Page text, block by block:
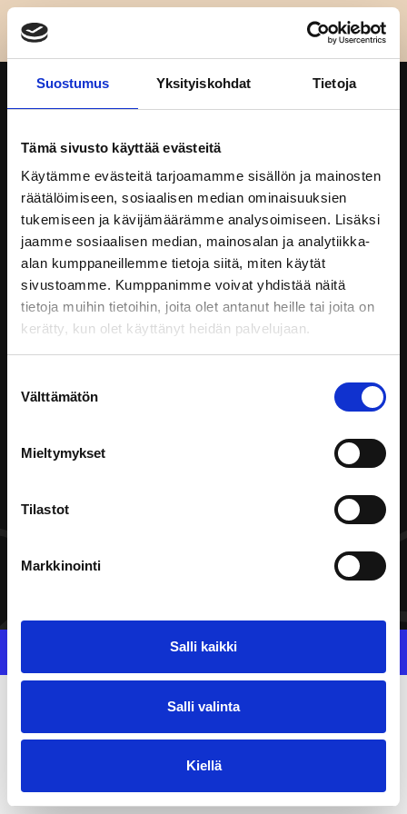
Suostumus Yksityiskohdat Tietoja
Tämä sivusto käyttää evästeitä
Käytämme evästeitä tarjoamamme sisällön ja mainosten
räätälöimiseen, sosiaalisen median ominaisuuksien
tukemiseen ja kävijämäärämme analysoimiseen. Lisäksi
jaamme sosiaalisen median, mainosalan ja analytiikka-
alan kumppaneillemme tietoja siitä, miten käytät
sivustoamme. Kumppanimme voivat yhdistää näitä
tietoja muihin tietoihin, joita olet antanut heille tai joita on
kerätty, kun olet käyttänyt heidän palvelujaan.
valinta
Välttämätön
Mieltymykset
Tilastot
Markkinointi
Salli kaikki
Salli valinta
Kiellä
KÄYNTI- JA POSTIOSOITE
Ranuan kunta
Keskustie 34
97700 Ranua
LASKUTUSOSOITE
Tietosuoja ja saavutettavuus